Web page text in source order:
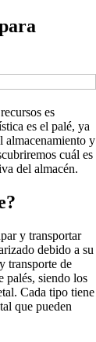
es
es el palé, ya
almacenamiento y
cuál es
del almacén.
y transportar
debido a su
transporte de
palés, siendo los
Cada tipo tiene
que pueden